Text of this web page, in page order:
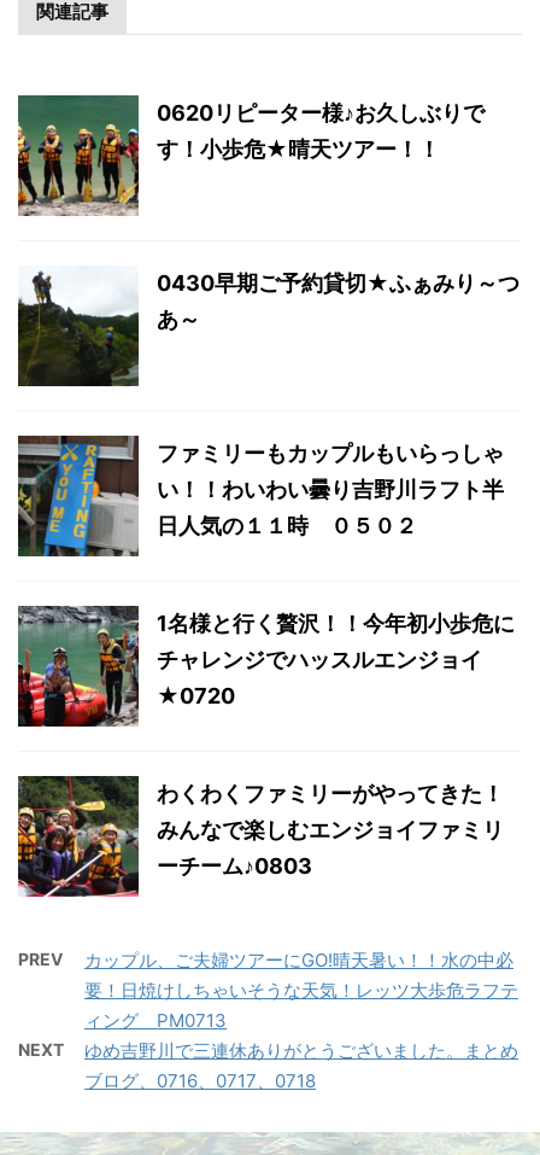
関連記事
0620リピーター様♪お久しぶりで
す！小歩危★晴天ツアー！！
0430早期ご予約貸切★ふぁみり～つ
あ～
ファミリーもカップルもいらっしゃ
い！！わいわい曇り吉野川ラフト半
日人気の１１時 ０５０２
1名様と行く贅沢！！今年初小歩危に
チャレンジでハッスルエンジョイ
★0720
わくわくファミリーがやってきた！
みんなで楽しむエンジョイファミリ
ーチーム♪0803
PREV
カップル、ご夫婦ツアーにGO!晴天暑い！！水の中必
要！日焼けしちゃいそうな天気！レッツ大歩危ラフテ
ィング PM0713
NEXT
ゆめ吉野川で三連休ありがとうございました。まとめ
ブログ、0716、0717、0718